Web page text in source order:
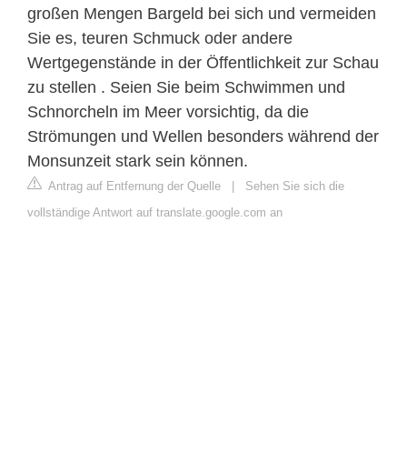
großen Mengen Bargeld bei sich und vermeiden
Sie es, teuren Schmuck oder andere
Wertgegenstände in der Öffentlichkeit zur Schau
zu stellen . Seien Sie beim Schwimmen und
Schnorcheln im Meer vorsichtig, da die
Strömungen und Wellen besonders während der
Monsunzeit stark sein können.
Antrag auf Entfernung der Quelle | Sehen Sie sich die
vollständige Antwort auf translate.google.com an